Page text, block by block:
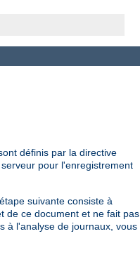
définis par la directive
pour l'enregistrement
suivante consiste à
de ce document et ne fait pas
à l'analyse de journaux, vous